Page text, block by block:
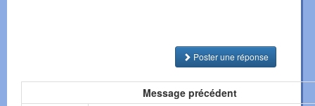
Poster une réponse
Message précédent